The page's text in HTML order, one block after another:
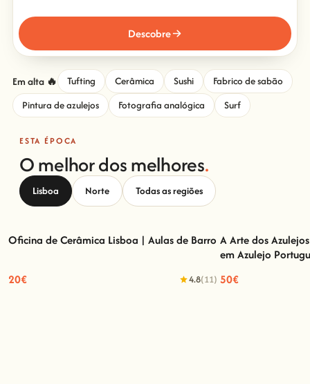
Descobre
Em alta 🔥 Tufting Cerâmica Sushi
Fabrico de sabão
Pintura de azulejos
Fotografia analógica Surf
ESTA ÉPOCA
O melhor dos melhores.
Lisboa Norte Todas as regiões
Oficina de Cerâmica Lisboa | Aulas de Barro
20€ 4.8(11)
A Arte dos
A Arte dos
em Azulejo
50€